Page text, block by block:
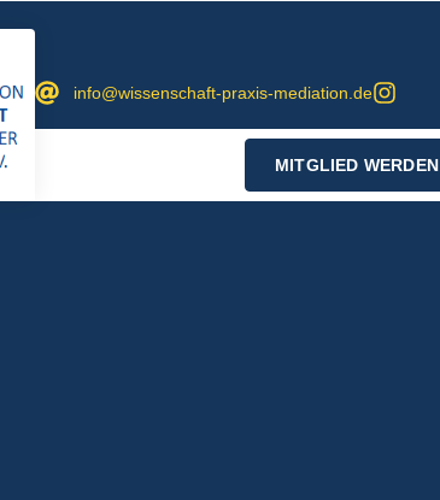
info@wissenschaft-praxis-mediation.de
MITGLIED WERDEN